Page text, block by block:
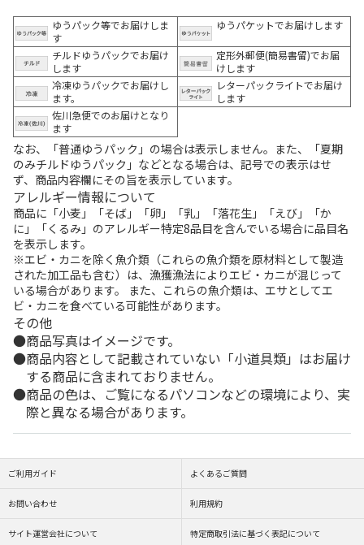
ゆうパック等でお届けしま
す
ゆうパケットでお届けします
チルドゆうパックでお届け
します
定形外郵便(簡易書留)でお届
けします
冷凍ゆうパックでお届けし
ます。
レターパックライトでお届け
します
佐川急便でのお届けとなり
ます
なお、「普通ゆうパック」の場合は表示しません。また、「夏期
のみチルドゆうパック」などとなる場合は、記号での表示はせ
ず、商品内容欄にその旨を表示しています。
アレルギー情報について
商品に「小麦」「そば」「卵」「乳」「落花生」「えび」「か
に」「くるみ」のアレルギー特定8品目を含んでいる場合に品目名
を表示します。
※エビ・カニを除く魚介類（これらの魚介類を原材料として製造
された加工品も含む）は、漁獲漁法によりエビ・カニが混じって
いる場合があります。 また、これらの魚介類は、エサとしてエ
ビ・カニを食べている可能性があります。
その他
商品写真はイメージです。
商品内容として記載されていない「小道具類」はお届け
する商品に含まれておりません。
商品の色は、ご覧になるパソコンなどの環境により、実
際と異なる場合があります。
ご利用ガイド よくあるご質問
お問い合わせ 利用規約
サイト運営会社について 特定商取引法に基づく表記について